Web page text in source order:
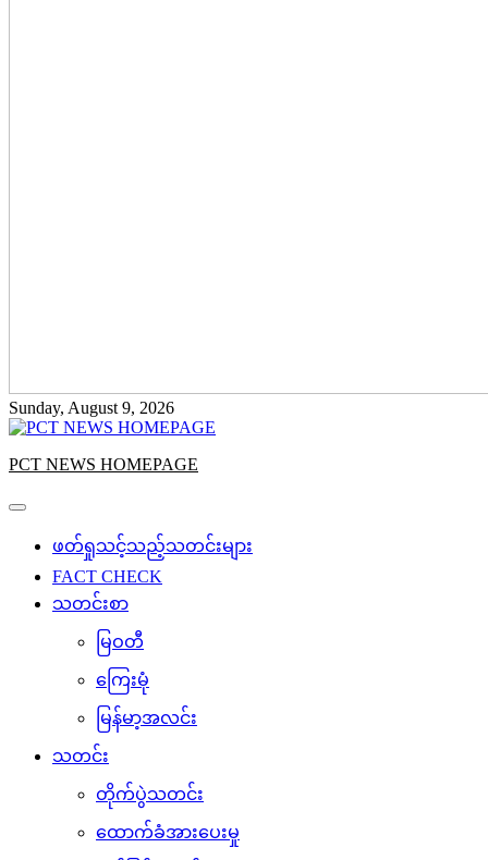
Sunday, August 9, 2026
PCT NEWS HOMEPAGE
ဖတ်ရှုသင့်သည့်သတင်းများ
FACT CHECK
သတင်းစာ
မြဝတီ
ကြေးမုံ
မြန်မာ့အလင်း
သတင်း
တိုက်ပွဲသတင်း
ထောက်ခံအားပေးမှု